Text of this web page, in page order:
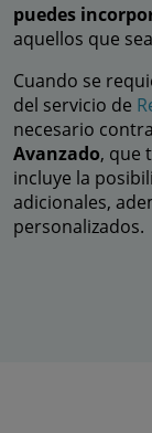
puedes
aquellos que
Cuando se
del servicio de
necesario
Avanzado, que
incluye la
adicionales,
personalizados.